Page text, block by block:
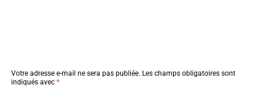
Votre adresse e-mail ne sera pas publiée. Les champs obligatoires sont
indiqués avec *